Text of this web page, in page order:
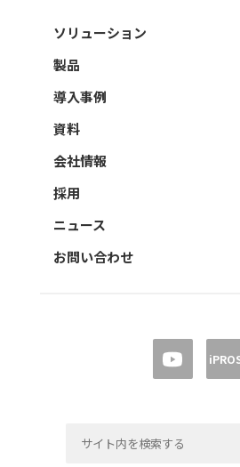
ソリューション
製品
導入事例
資料
会社情報
採用
ニュース
お問い合わせ